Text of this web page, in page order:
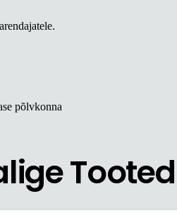
põlvkonna
Tooted